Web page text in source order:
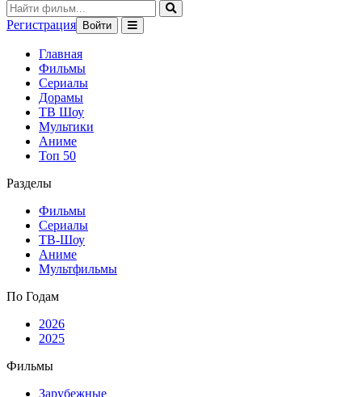
Регистрация Войти
Главная
Фильмы
Сериалы
Дорамы
ТВ Шоу
Мультики
Аниме
Топ 50
Разделы
Фильмы
Сериалы
ТВ-Шоу
Аниме
Мультфильмы
По Годам
2026
2025
Фильмы
Зарубежные